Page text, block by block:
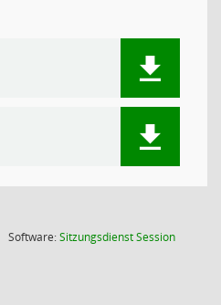
Software:SitzungsdienstSession(Wird in